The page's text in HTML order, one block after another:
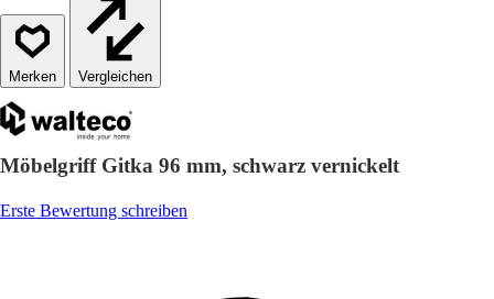
Vergleichen
Möbelgriff Gitka 96 mm, schwarz vernickelt
Erste Bewertung schreiben